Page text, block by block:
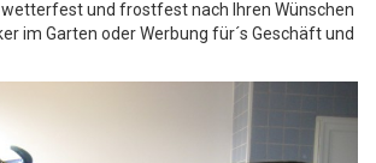
wetterfest und frostfest nach Ihren Wünschen
im Garten oder Werbung für´s Geschäft und